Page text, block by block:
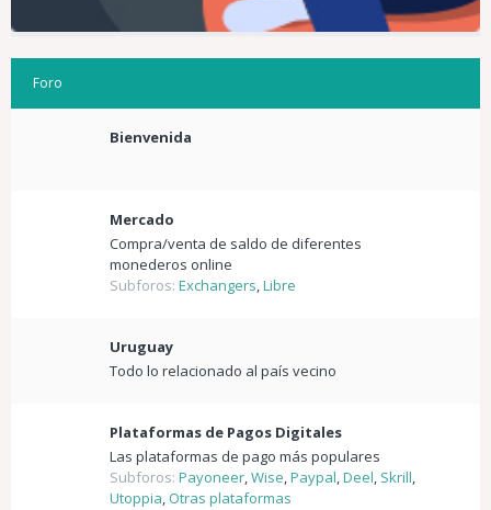
Foro
Bienvenida
Mercado
Compra/venta de saldo de diferentes
monederos online
Subforos: Exchangers,Libre
Uruguay
Todo lo relacionado al país vecino
Plataformas de Pagos Digitales
Las plataformas de pago más populares
Subforos: Payoneer,Wise,Paypal,Deel, Skrill,
Utoppia, Otras plataformas